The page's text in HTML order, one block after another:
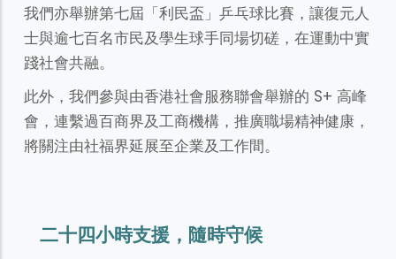
我們亦舉辦第七屆「利民盃」乒乓球比賽，讓復元人
士與逾七百名市民及學生球手同場切磋，在運動中實
踐社會共融。
此外，我們參與由香港社會服務聯會舉辦的 S+ 高峰
會，連繫過百商界及工商機構，推廣職場精神健康，
將關注由社福界延展至企業及工作間。
二十四小時支援，隨時守候